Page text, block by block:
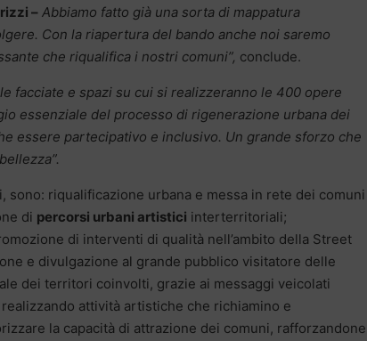
– Abbiamo fatto già una sorta di mappatura
Con la riapertura del bando anche noi saremo
che riqualifica i nostri comuni”, conclude.
facciate e spazi su cui si realizzeranno le 400 opere
essenziale del processo di rigenerazione urbana dei
essere partecipativo e inclusivo. Un grande sforzo che
riqualificazione urbana e messa in rete dei comuni
di percorsi urbani artistici interterritoriali;
di interventi di qualità nell’ambito della Street
e divulgazione al grande pubblico visitatore delle
dei territori coinvolti, grazie ai messaggi veicolati
attività artistiche che richiamino e
la capacità di attrazione dei comuni, rafforzandone